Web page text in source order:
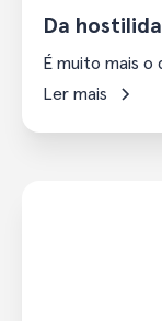
Da
É muito mais o
Ler mais